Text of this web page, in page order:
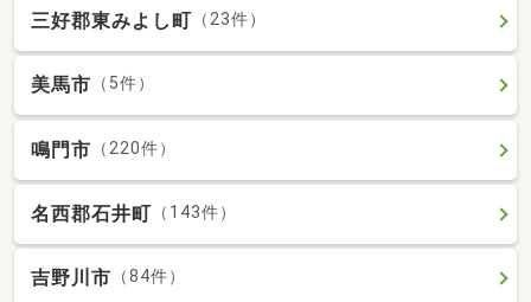
三好郡東みよし町 （23件）
美馬市 （5件）
鳴門市 （220件）
名西郡石井町 （143件）
吉野川市 （84件）